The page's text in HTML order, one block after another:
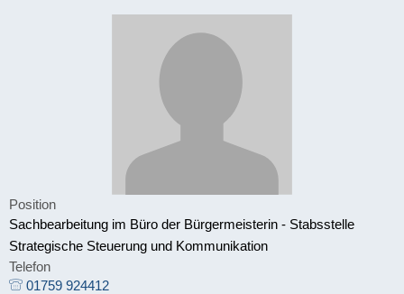
Position
Sachbearbeitung im Büro der Bürgermeisterin - Stabsstelle
Strategische Steuerung und Kommunikation
Telefon
01759 924412